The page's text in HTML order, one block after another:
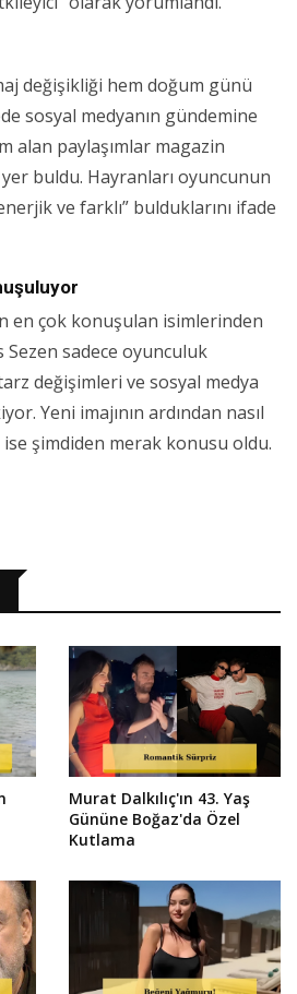
değişikliği hem doğum günü
sosyal medyanın gündemine
alan paylaşımlar magazin
buldu. Hayranları oyuncunun
ve farklı” bulduklarını ifade
en çok konuşulan isimlerinden
sadece oyunculuk
değişimleri ve sosyal medya
Yeni imajının ardından nasıl
ise şimdiden merak konusu oldu.
Murat Dalkılıç'ın 43. Yaş
Gününe Boğaz'da Özel
Kutlama